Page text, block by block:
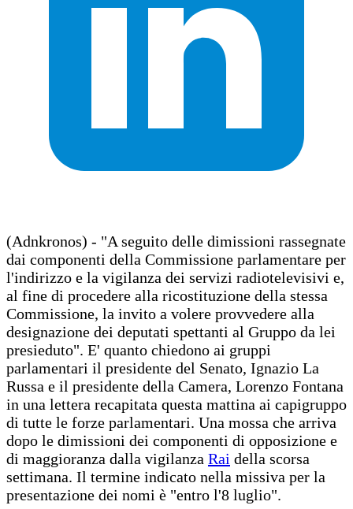
(Adnkronos) - "A seguito delle dimissioni rassegnate
dai componenti della Commissione parlamentare per
l'indirizzo e la vigilanza dei servizi radiotelevisivi e,
al fine di procedere alla ricostituzione della stessa
Commissione, la invito a volere provvedere alla
designazione dei deputati spettanti al Gruppo da lei
presieduto". E' quanto chiedono ai gruppi
parlamentari il presidente del Senato, Ignazio La
Russa e il presidente della Camera, Lorenzo Fontana
in una lettera recapitata questa mattina ai capigruppo
di tutte le forze parlamentari. Una mossa che arriva
dopo le dimissioni dei componenti di opposizione e
di maggioranza dalla vigilanza Rai della scorsa
settimana. Il termine indicato nella missiva per la
presentazione dei nomi è "entro l'8 luglio".